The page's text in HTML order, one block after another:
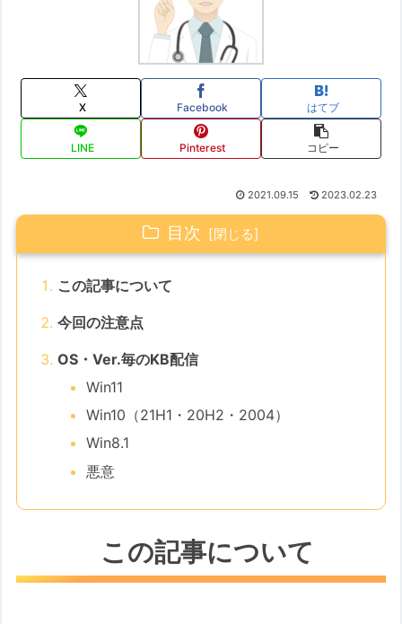
X Facebook はてブ
LINE Pinterest コピー
2021.09.15 2023.02.23
目次
この記事について
今回の注意点
OS・Ver.毎のKB配信
Win11
Win10（21H1・20H2・2004）
Win8.1
悪意
この記事について